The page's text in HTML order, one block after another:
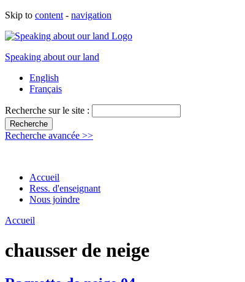
Skip to content - navigation
Speaking about our land
English
Français
Recherche sur le site :
Recherche avancée >>
Accueil
Ress. d'enseignant
Nous joindre
Accueil
chausser de neige